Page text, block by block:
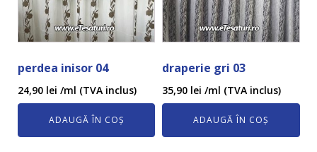
perdea inisor 04
24,90 lei /ml (TVA inclus)
ADAUGĂ ÎN COȘ
draperie gri 03
35,90 lei /ml (TVA inclus)
ADAUGĂ ÎN COȘ